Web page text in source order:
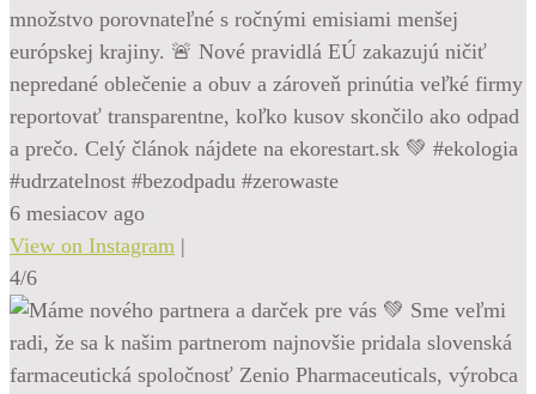
množstvo porovnateľné s ročnými emisiami menšej
európskej krajiny. 🚨 Nové pravidlá EÚ zakazujú ničiť
nepredané oblečenie a obuv a zároveň prinútia veľké firmy
reportovať transparentne, koľko kusov skončilo ako odpad
a prečo. Celý článok nájdete na ekorestart.sk 💚 #ekologia
#udrzatelnost #bezodpadu #zerowaste
6 mesiacov ago
View on Instagram |
4/6